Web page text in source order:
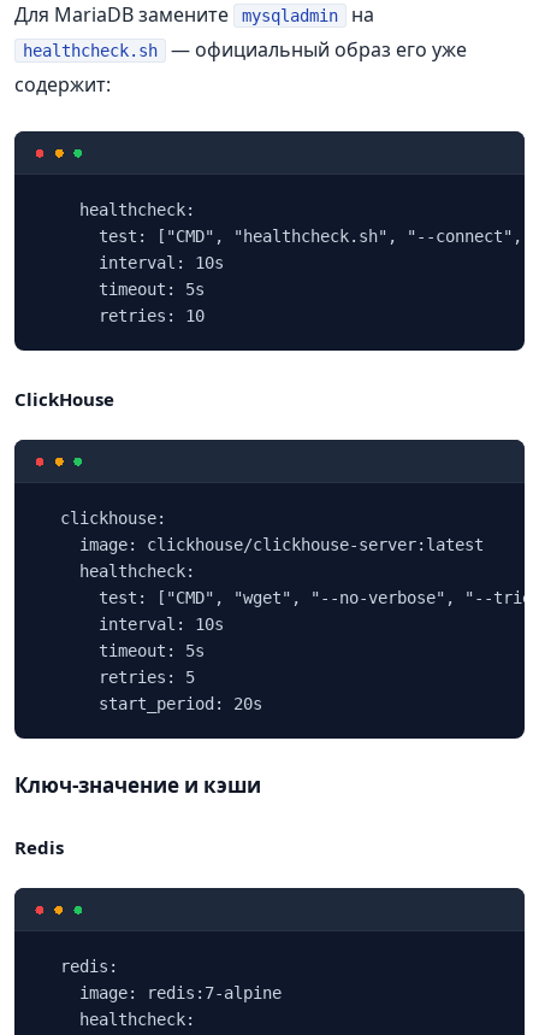
Для MariaDB замените mysqladmin на
healthcheck.sh
— официальный образ его уже
содержит:
    healthcheck:
test: ["CMD", "healthcheck.sh", "--connect",
      interval: 10s
      timeout: 5s
      retries: 10
ClickHouse
  clickhouse:
    image: clickhouse/clickhouse-server:latest
    healthcheck:
test: ["CMD", "wget", "--no-verbose", "--
      interval: 10s
      timeout: 5s
      retries: 5
      start_period: 20s
Ключ‑значение и кэши
Redis
  redis:
    image: redis:7-alpine
    healthcheck: